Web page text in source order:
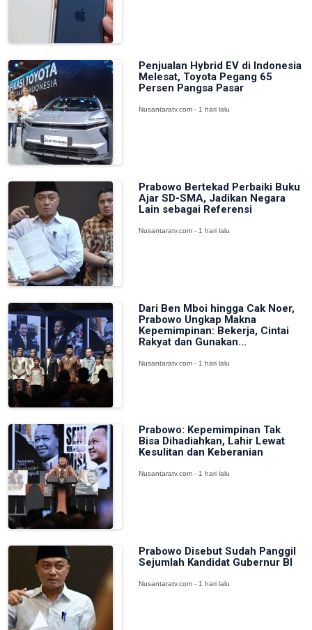
Penjualan Hybrid EV di Indonesia
Melesat, Toyota Pegang 65
Persen Pangsa Pasar
Nusantaratv.com - 1 hari lalu
Prabowo Bertekad Perbaiki Buku
Ajar SD-SMA, Jadikan Negara
Lain sebagai Referensi
Nusantaratv.com - 1 hari lalu
Dari Ben Mboi hingga Cak Noer,
Prabowo Ungkap Makna
Kepemimpinan: Bekerja, Cintai
Rakyat dan Gunakan...
Nusantaratv.com - 1 hari lalu
Prabowo: Kepemimpinan Tak
Bisa Dihadiahkan, Lahir Lewat
Kesulitan dan Keberanian
Nusantaratv.com - 1 hari lalu
Prabowo Disebut Sudah Panggil
Sejumlah Kandidat Gubernur BI
Nusantaratv.com - 1 hari lalu